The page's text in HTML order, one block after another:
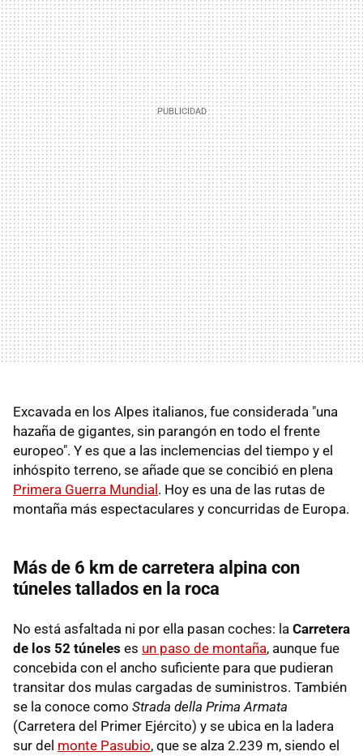
Excavada en los Alpes italianos, fue considerada "una
hazaña de gigantes, sin parangón en todo el frente
europeo". Y es que a las inclemencias del tiempo y el
inhóspito terreno, se añade que se concibió en plena
Primera Guerra Mundial . Hoy es una de las rutas de
montaña más espectaculares y concurridas de Europa.
Más de 6 km de carretera alpina con
túneles tallados en la roca
No está asfaltada ni por ella pasan coches: la Carretera
de los 52 túneles es un paso de montaña, aunque fue
concebida con el ancho suficiente para que pudieran
transitar dos mulas cargadas de suministros. También
se la conoce como Strada della Prima Armata
(Carretera del Primer Ejército) y se ubica en la ladera
sur del monte Pasubio, que se alza 2.239 m, siendo el